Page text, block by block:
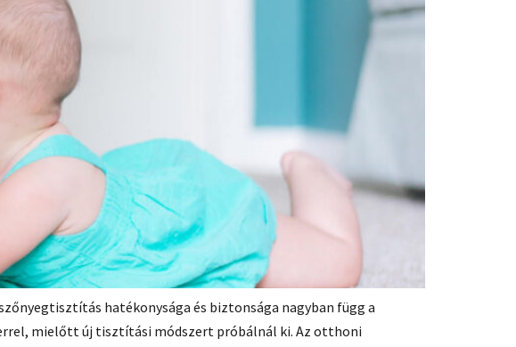
hatékonysága és biztonsága nagyban függ a
mielőtt új tisztítási módszert próbálnál ki. Az otthoni